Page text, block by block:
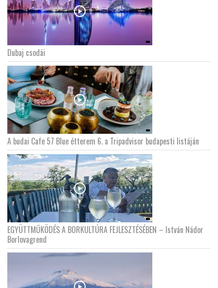
Dubaj csodái
A budai Cafe 57 Blue étterem 6. a Tripadvisor budapesti listáján
EGYÜTTMŰKÖDÉS A BORKULTÚRA FEJLESZTÉSÉBEN – István Nádor
Borlovagrend